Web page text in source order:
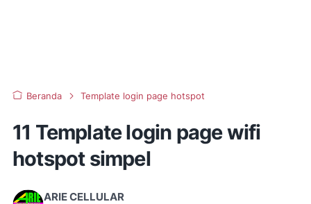
Beranda Template login page hotspot
11 Template login page wifi
hotspot simpel
ARIE CELLULAR